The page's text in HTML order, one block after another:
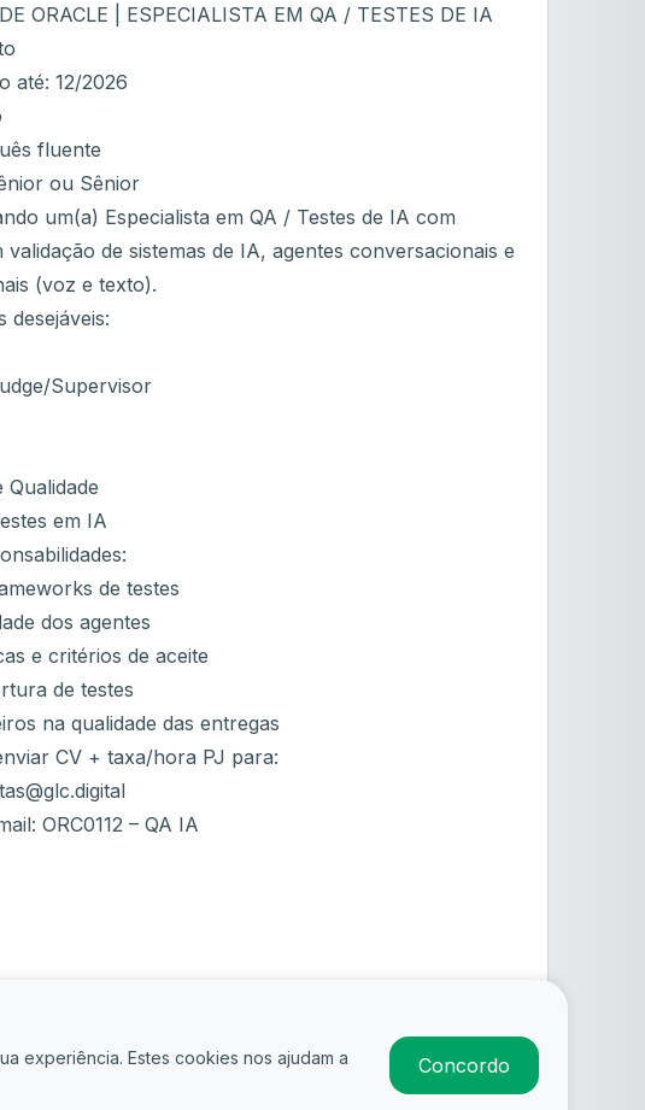
ORACLE | ESPECIALISTA EM QA / TESTES DE IA
até: 12/2026
fluente
ou Sênior
um(a) Especialista em QA / Testes de IA com
validação de sistemas de IA, agentes conversacionais e
(voz e texto).
desejáveis:
Supervisor
Qualidade
em IA
de testes
dos agentes
e critérios de aceite
de testes
na qualidade das entregas
CV + taxa/hora PJ para:
ORC0112 – QA IA
experiência. Estes cookies nos ajudam a
Concordo